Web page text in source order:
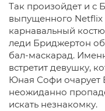
Так произойдет и с
выпущенного Netflix
карнавальный
леди Бриджертон
бал-маскарад.
встретит девушку,
Юная Софи очарует
неожиданно
искать незнакомку.